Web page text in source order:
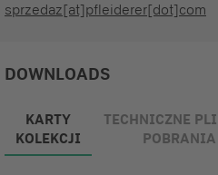
sprzedaz[at]pfleiderer[dot]com
DOWNLOADS
KARTY
KOLEKCJI
TECHNICZNE
POBRANIA